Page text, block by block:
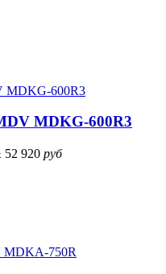
MDKG-600R3
52 920 руб